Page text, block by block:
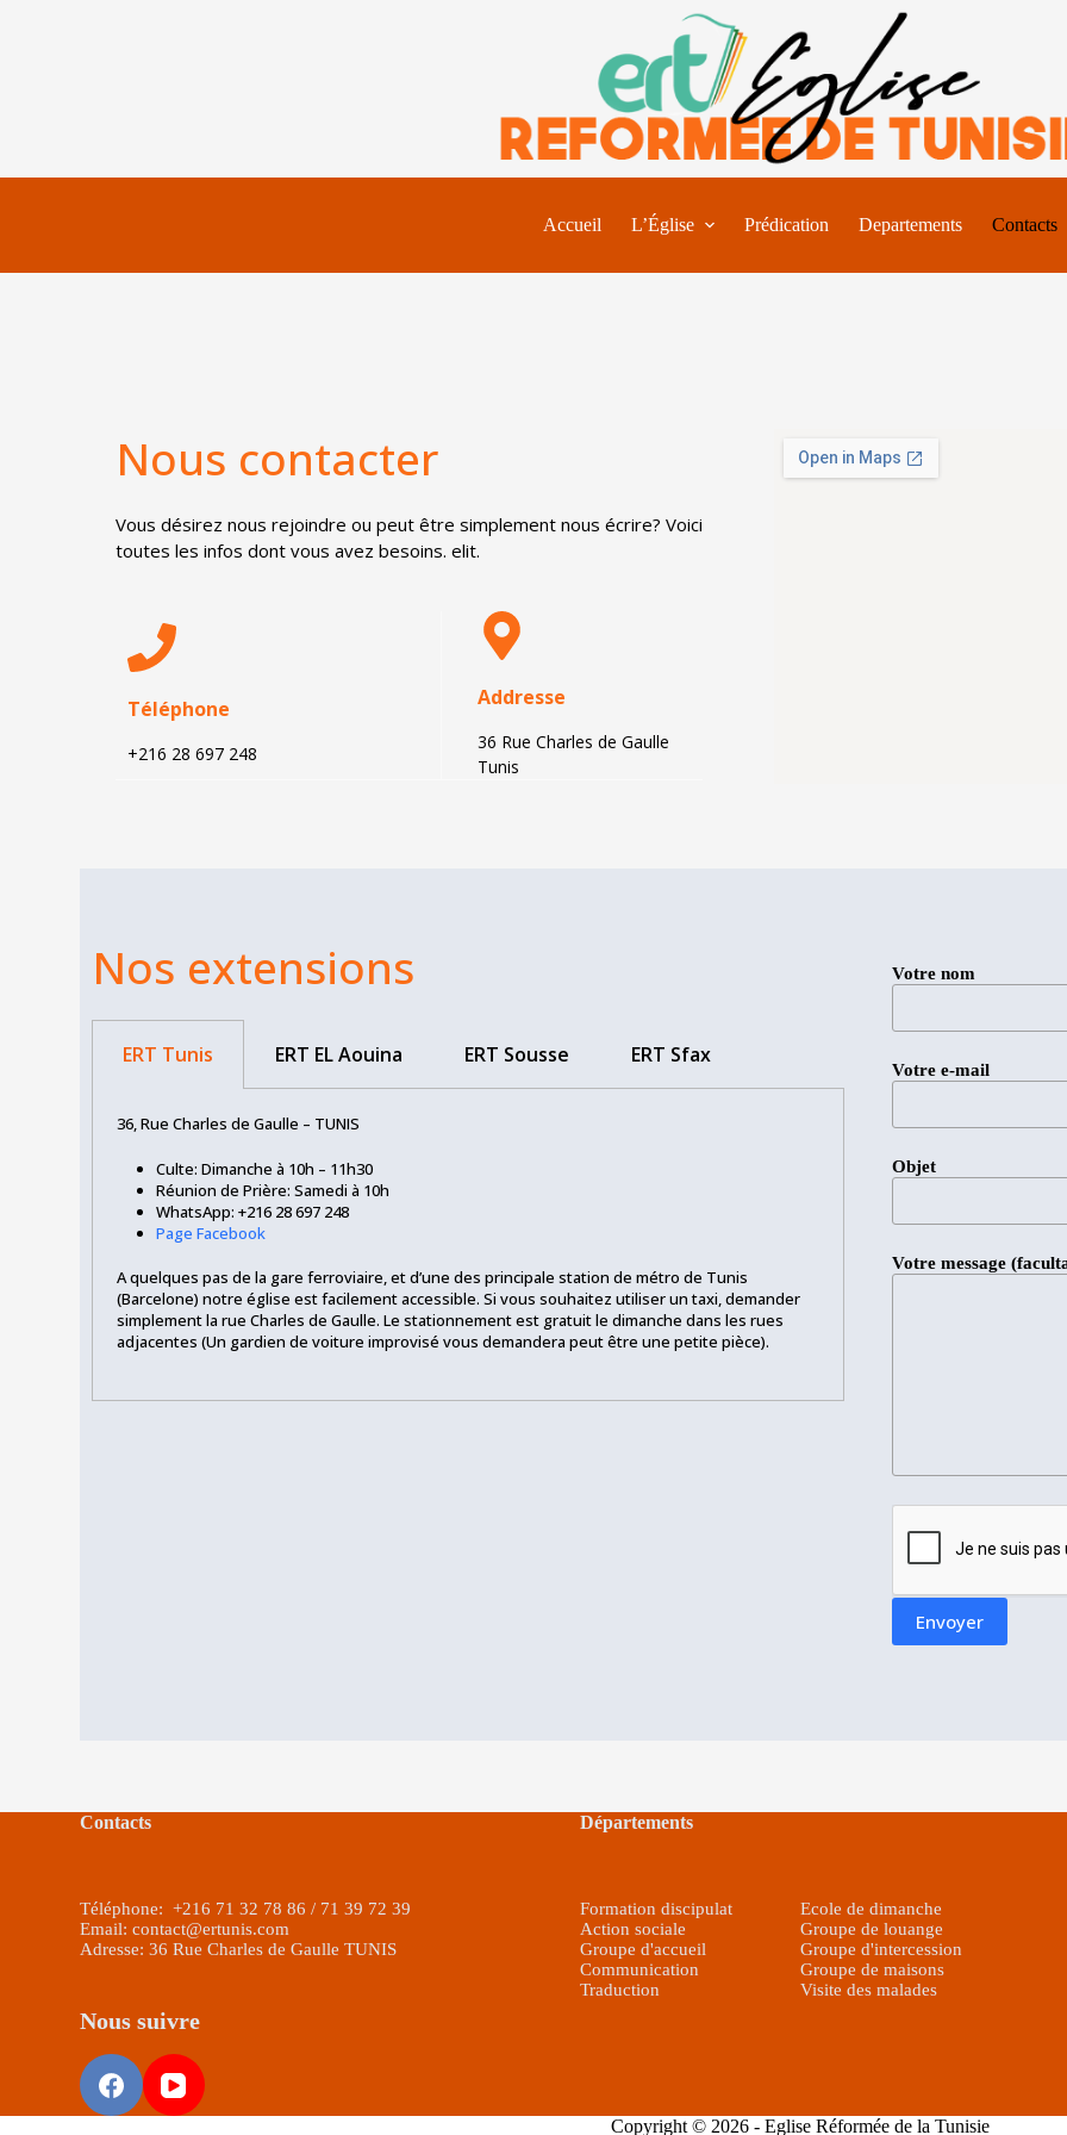
e
Accueil L’Église Prédication Departements Contacts
Nous contacter
Vous désirez nous rejoindre ou peut être simplement nous écrire? Voici
toutes les infos dont vous avez besoins. elit.
Téléphone
+216 28 697 248
Addresse
36 Rue Charles de Gaulle
Tunis
Nos extensions
ERT Tunis ERT EL Aouina ERT Sousse ERT Sfax
36, Rue Charles de Gaulle – TUNIS
Culte: Dimanche à 10h – 11h30
Réunion de Prière: Samedi à 10h
WhatsApp: +216 28 697 248
Page Facebook
A quelques pas de la gare ferroviaire, et d’une des principale station de métro de Tunis
(Barcelone) notre église est facilement accessible. Si vous souhaitez utiliser un taxi, demander
simplement la rue Charles de Gaulle. Le stationnement est gratuit le dimanche dans les rues
adjacentes (Un gardien de voiture improvisé vous demandera peut être une petite pièce).
Votre nom
Votre e-mail
Objet
Votre message
Contacts
Téléphone: +216 71 32 78 86 / 71 39 72 39
Email: contact@ertunis.com
Adresse: 36 Rue Charles de Gaulle TUNIS
Nous suivre
Départements
Formation discipulat
Action sociale
Groupe d'accueil
Communication
Traduction
Ecole de dimanche
Groupe de louange
Groupe d'intercession
Groupe de maisons
Visite des malades
Copyright © 2026 - Eglise Réformée de la Tunisie